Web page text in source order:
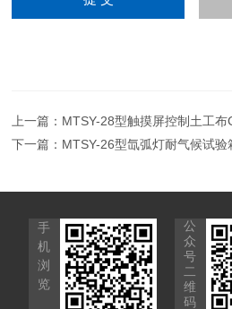
上一篇： MTSY-28型触摸屏控制土工布
下一篇： MTSY-26型氙弧灯耐气候试
手
机
浏
览
公
众
号
二
维
码